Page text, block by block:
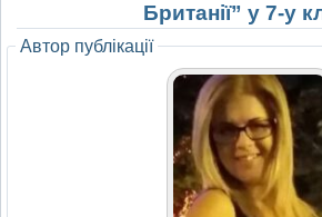
Британії” у 7-у
Автор публікації